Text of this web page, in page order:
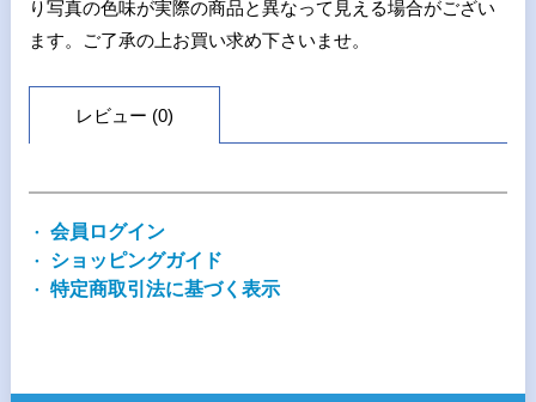
り写真の色味が実際の商品と異なって見える場合がござい
ます。ご了承の上お買い求め下さいませ。
レビュー (0)
会員ログイン
ショッピングガイド
特定商取引法に基づく表示